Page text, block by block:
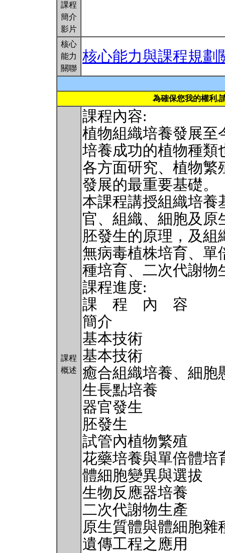
課程
簡介
影片
核心
能力
關聯
核心能力與課程規劃
為確保您我的權利,
課程
概述
課程內容:
植物組織培養發展至
培養成功的植物種類
各方面研究、植物繁
發展的最重要基礎。
本課程講授組織培養
官、組織、細胞及原
胚發生的原理，及組
無病毒植株培育、單
種培育、二次代謝物
課程進度:
課 程 內 容
簡介
基本技術
基本技術
癒合組織培養、細胞
生長點培養
器官發生
胚發生
試管內植物繁殖
花藥培養與單倍體培
體細胞變異與選拔
生物反應器培養
二次代謝物生產
原生質體與體細胞雜
遺傳工程之應用